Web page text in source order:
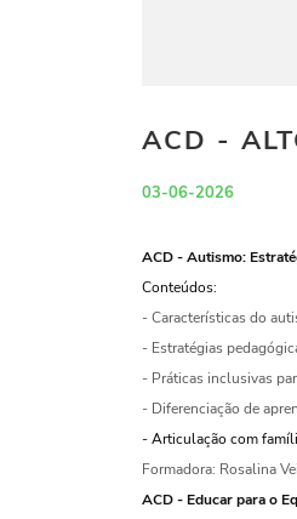
ACD -
03-06-2026
ACD - Autismo:
Conteúdos:
- Características do
- Estratégias
- Práticas inclusivas
- Diferenciação de
- Articulação com
Formadora: Rosalina
ACD - Educar para o